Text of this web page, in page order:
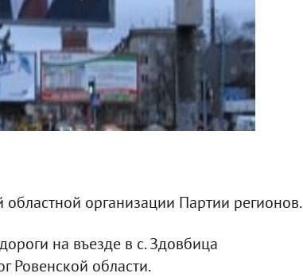
организации Партии регионов.
на въезде в с. Здовбица
Ровенской области.